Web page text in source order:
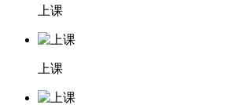
上课
上课